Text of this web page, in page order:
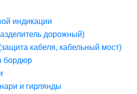
индикации
дорожный)
кабеля, кабельный мост)
бордюр
и гирлянды